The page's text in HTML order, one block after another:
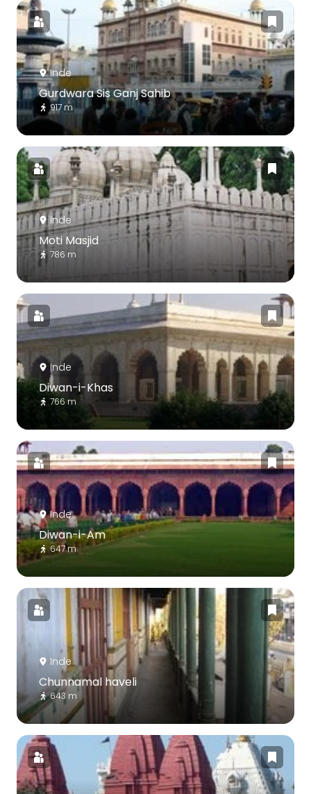
Inde
Gurdwara Sis Ganj Sahib
917 m
Inde
Moti Masjid
786 m
Inde
Diwan-i-Khas
766 m
Inde
Diwan-i-Am
647 m
Inde
Chunnamal haveli
643 m